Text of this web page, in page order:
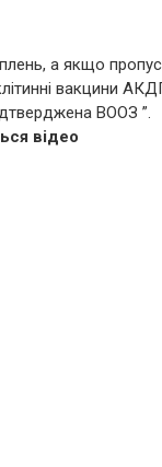
а якщо
вакцини
ВООЗ ”.
відео